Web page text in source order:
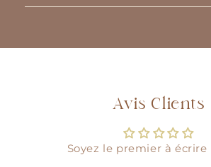
Avis Clients
Soyez le premier à écrire